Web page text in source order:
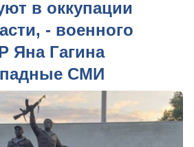
в оккупации
- военного
Яна Гагина
СМИ